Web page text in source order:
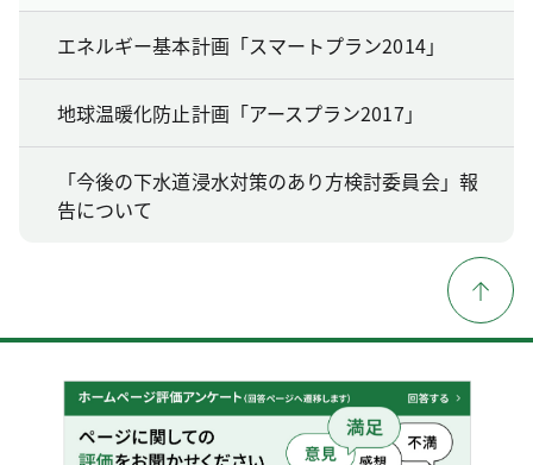
エネルギー基本計画「スマートプラン2014」
地球温暖化防止計画「アースプラン2017」
「今後の下水道浸水対策のあり方検討委員会」報
告について